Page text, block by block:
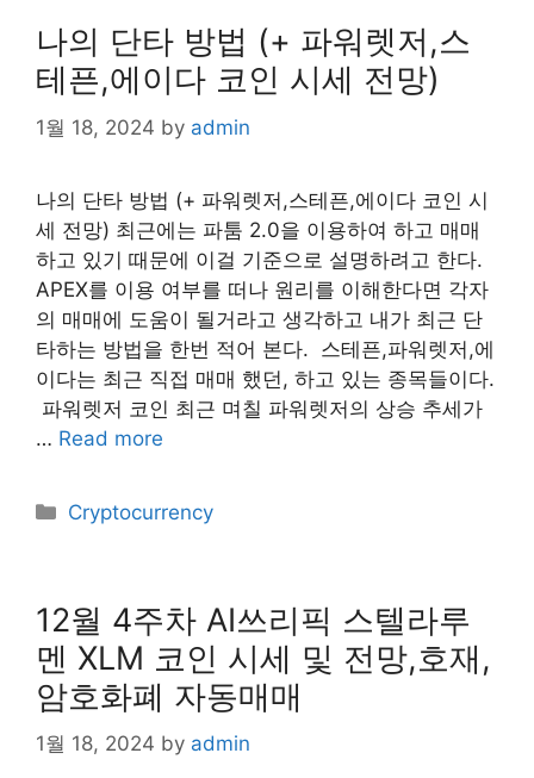
나의 단타 방법 (+ 파워렛저,스
테픈,에이다 코인 시세 전망)
1월 18, 2024 by admin
나의 단타 방법 (+ 파워렛저,스테픈,에이다 코인 시
세 전망) 최근에는 파툼 2.0을 이용하여 하고 매매
하고 있기 때문에 이걸 기준으로 설명하려고 한다.
APEX를 이용 여부를 떠나 원리를 이해한다면 각자
의 매매에 도움이 될거라고 생각하고 내가 최근 단
타하는 방법을 한번 적어 본다. ​ 스테픈,파워렛저,에
이다는 최근 직접 매매 했던, 하고 있는 종목들이다.
​ 파워렛저 코인 최근 며칠 파워렛저의 상승 추세가
… Read more
Categories
Cryptocurrency
12월 4주차 AI쓰리픽 스텔라루
멘 XLM 코인 시세 및 전망,호재,
암호화폐 자동매매
1월 18, 2024 by admin